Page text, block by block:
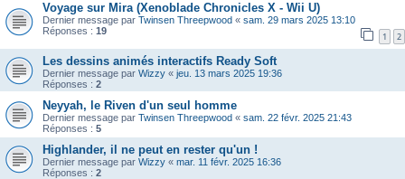
Voyage sur Mira (Xenoblade Chronicles X - Wii U)
Dernier message par Twinsen Threepwood « sam. 29 mars 2025 13:10
Réponses : 19 1 2
Les dessins animés interactifs Ready Soft
Dernier message par Wizzy « jeu. 13 mars 2025 19:36
Réponses : 2
Neyyah, le Riven d'un seul homme
Dernier message par Twinsen Threepwood « sam. 22 févr. 2025 21:43
Réponses : 5
Highlander, il ne peut en rester qu'un !
Dernier message par Wizzy « mar. 11 févr. 2025 16:36
Réponses : 2